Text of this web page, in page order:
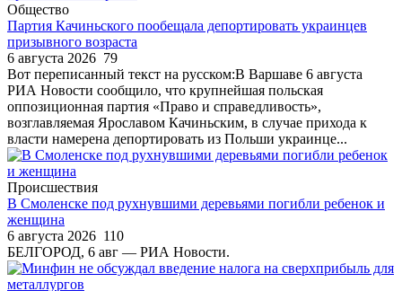
Общество
Партия Качиньского пообещала депортировать украинцев
призывного возраста
6 августа 2026 79
Вот переписанный текст на русском:В Варшаве 6 августа
РИА Новости сообщило, что крупнейшая польская
оппозиционная партия «Право и справедливость»,
возглавляемая Ярославом Качиньским, в случае прихода к
власти намерена депортировать из Польши украинце...
Происшествия
В Смоленске под рухнувшими деревьями погибли ребенок и
женщина
6 августа 2026 110
БЕЛГОРОД, 6 авг — РИА Новости.